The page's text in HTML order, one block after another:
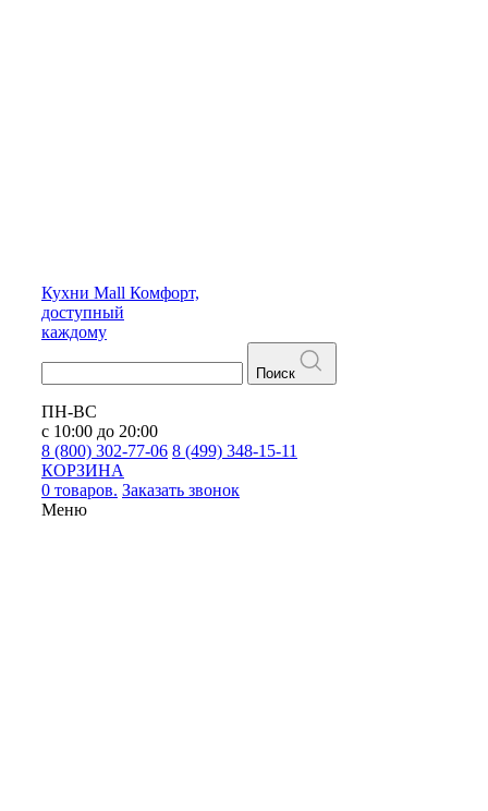
Кухни Mall Комфорт,
доступный
каждому
Поиск
ПН-ВС
с 10:00 до 20:00
8 (800) 302-77-06 8 (499) 348-15-11
КОРЗИНА
0 товаров. Заказать звонок
Меню